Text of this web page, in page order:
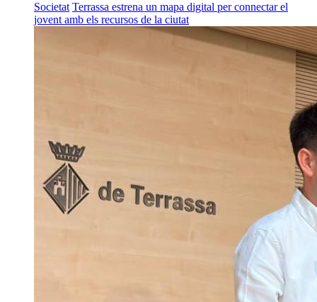
Societat Terrassa estrena un mapa digital per connectar el
jovent amb els recursos de la ciutat